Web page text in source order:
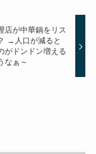
店が中華鍋をリス
→人口が減ると
がドンドン増える
なぁ～